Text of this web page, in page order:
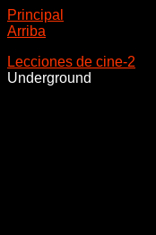
Principal
Arriba
Lecciones de cine-2
Underground